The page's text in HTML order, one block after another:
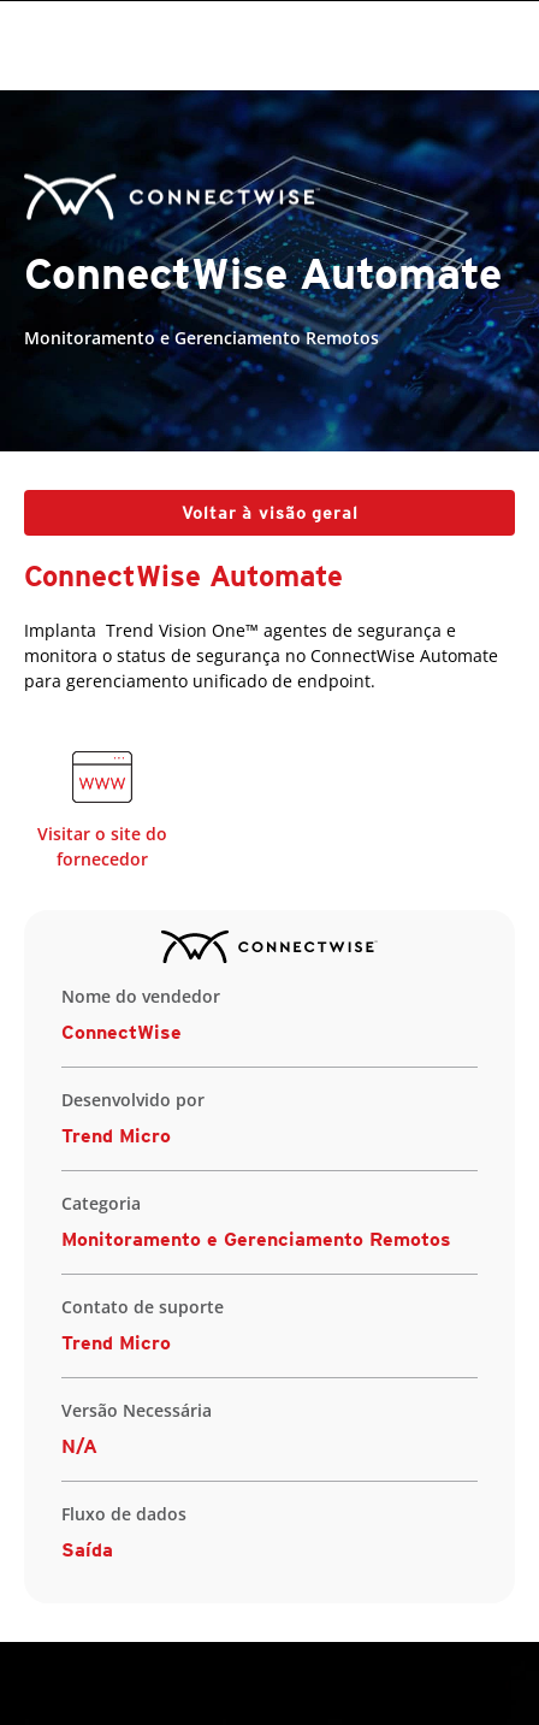
ConnectWise Automate
Monitoramento e Gerenciamento Remotos
Voltar à visão geral
ConnectWise Automate
Implanta Trend Vision One™ agentes de segurança e
monitora o status de segurança no ConnectWise Automate
para gerenciamento unificado de endpoint.
Visitar o site do
fornecedor
Nome do vendedor
ConnectWise
Desenvolvido por
Trend Micro
Categoria
Monitoramento e Gerenciamento Remotos
Contato de suporte
Trend Micro
Versão Necessária
N/A
Fluxo de dados
Saída